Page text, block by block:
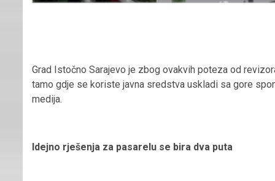
Grad Istočno Sarajevo je zbog ovakvih poteza od
tamo gdje se koriste javna sredstva uskladi sa gore
medija.
Idejno rješenja za pasarelu se bira dva puta